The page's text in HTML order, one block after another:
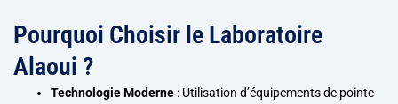
Pourquoi Choisir le Laboratoire
Alaoui ?
Technologie Moderne : Utilisation d’équipements de pointe